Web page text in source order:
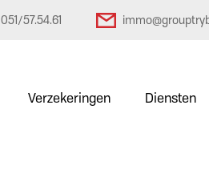
051/57.54.61
Verzekeringen Diensten